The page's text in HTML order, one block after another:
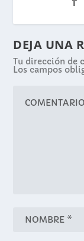
DEJA UNA
Tu dirección de
Los campos